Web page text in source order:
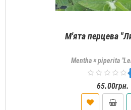
М'ята перцева
Mentha × piperita
65.00грн.